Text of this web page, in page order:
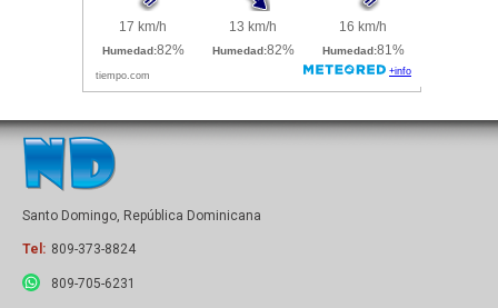
Santo Domingo, República Dominicana
Tel: 809-373-8824
809-705-6231